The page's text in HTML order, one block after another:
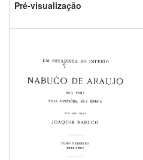
Pré-visualização